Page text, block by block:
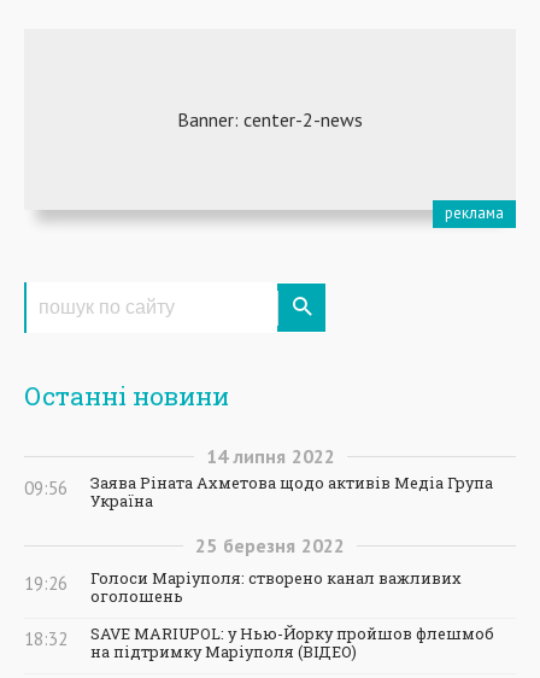
Останні новини
14 липня 2022
09:56
Заява Ріната Ахметова щодо активів Медіа Група
Україна
25 березня 2022
19:26
Голоси Маріуполя: створено канал важливих
оголошень
18:32
SAVE MARIUPOL: у Нью-Йорку пройшов флешмоб
на підтримку Маріуполя (ВІДЕО)